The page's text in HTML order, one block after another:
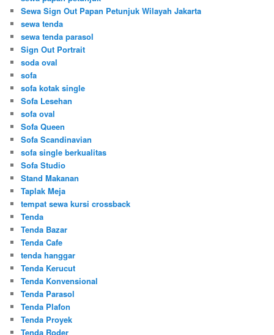
Sewa Sign Out Papan Petunjuk Wilayah Jakarta
sewa tenda
sewa tenda parasol
Sign Out Portrait
soda oval
sofa
sofa kotak single
Sofa Lesehan
sofa oval
Sofa Queen
Sofa Scandinavian
sofa single berkualitas
Sofa Studio
Stand Makanan
Taplak Meja
tempat sewa kursi crossback
Tenda
Tenda Bazar
Tenda Cafe
tenda hanggar
Tenda Kerucut
Tenda Konvensional
Tenda Parasol
Tenda Plafon
Tenda Proyek
Tenda Roder